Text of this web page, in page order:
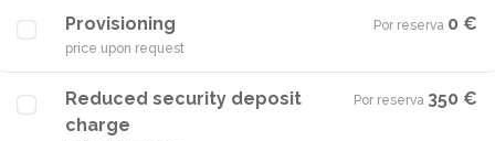
Provisioning
price upon request
Por reserva·0 €
Reduced security deposit
charge
Por reserva·350 €